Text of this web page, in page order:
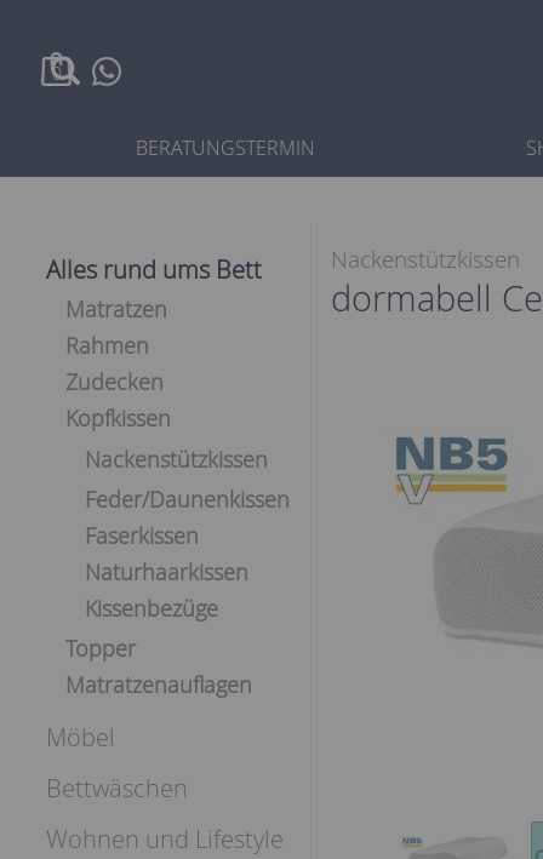
0
BERATUNGSTERMIN
Alles rund ums Bett
Matratzen
Rahmen
Zudecken
Kopfkissen
Nackenstützkissen
Feder/Daunenkissen
Faserkissen
Naturhaarkissen
Kissenbezüge
Topper
Matratzenauflagen
Möbel
Bettwäschen
Wohnen und Lifestyle
Nackenstützkissen
dormabell